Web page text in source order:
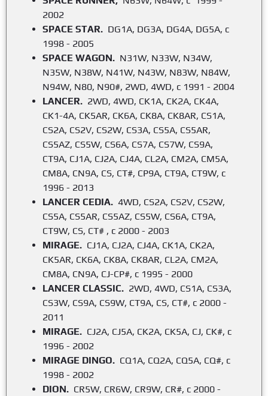
2002
SPACE STAR. DG1A, DG3A, DG4A, DG5A, с
1998 - 2005
SPACE WAGON. N31W, N33W, N34W,
N35W, N38W, N41W, N43W, N83W, N84W,
N94W, N80, N90#, 2WD, 4WD, с 1991 - 2004
LANCER. 2WD, 4WD, CK1A, CK2A, CK4A,
CK1-4A, CK5AR, CK6A, CK8A, CK8AR, CS1A,
CS2A, CS2V, CS2W, CS3A, CS5A, CS5AR,
CS5AZ, CS5W, CS6A, CS7A, CS7W, CS9A,
CT9A, CJ1A, CJ2A, CJ4A, CL2A, CM2A, CM5A,
CM8A, CN9A, CS, CT#, CP9A, CT9A, CT9W, с
1996 - 2013
LANCER CEDIA. 4WD, CS2A, CS2V, CS2W,
CS5A, CS5AR, CS5AZ, CS5W, CS6A, CT9A,
CT9W, CS, CT# , с 2000 - 2003
MIRAGE. CJ1A, CJ2A, CJ4A, CK1A, CK2A,
CK5AR, CK6A, CK8A, CK8AR, CL2A, CM2A,
CM8A, CN9A, CJ-CP#, с 1995 - 2000
LANCER CLASSIC. 2WD, 4WD, CS1A, CS3A,
CS3W, CS9A, CS9W, CT9A, CS, CT#, с 2000 -
2011
MIRAGE. CJ2A, CJ5A, CK2A, CK5A, CJ, CK#, с
1996 - 2002
MIRAGE DINGO. CQ1A, CQ2A, CQ5A, CQ#, с
1998 - 2002
DION. CR5W, CR6W, CR9W, CR#, с 2000 -